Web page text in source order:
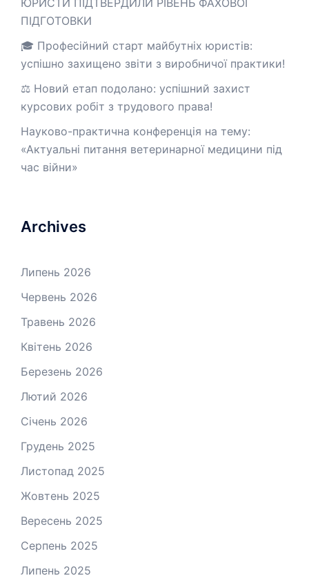
ЮРИСТИ ПІДТВЕРДИЛИ РІВЕНЬ ФАХОВОЇ
ПІДГОТОВКИ
🎓 Професійний старт майбутніх юристів:
успішно захищено звіти з виробничої практики!
⚖️ Новий етап подолано: успішний захист
курсових робіт з трудового права!
Науково-практична конференція на тему:
«Актуальні питання ветеринарної медицини під
час війни»
Archives
Липень 2026
Червень 2026
Травень 2026
Квітень 2026
Березень 2026
Лютий 2026
Січень 2026
Грудень 2025
Листопад 2025
Жовтень 2025
Вересень 2025
Серпень 2025
Липень 2025